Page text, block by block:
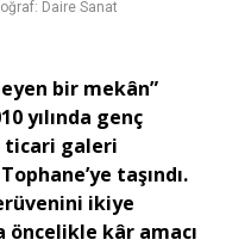
Daire Sanat
bir mekân”
yılında genç
ticari galeri
taşındı.
ikiye
öncelikle kâr amacı